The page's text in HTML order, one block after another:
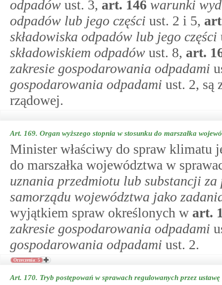
odpadów ust. 3, art. 146 warunki
odpadów lub jego części ust. 2 i 5,
składowiska odpadów lub jego części
składowiskiem odpadów ust. 8, art.
zakresie gospodarowania odpadami
gospodarowania odpadami ust. 2, są
rządowej.
Art. 169. Organ wyższego stopnia w stosunku do marszałka
Minister właściwy do spraw klimatu
do marszałka województwa w
uznania przedmiotu lub substancji za
samorządu województwa jako
wyjątkiem spraw określonych w art.
zakresie gospodarowania odpadami
gospodarowania odpadami ust. 2.
Orzeczenia: 5
Art. 170. Tryb postępowań w sprawach regulowanych przez ustawę